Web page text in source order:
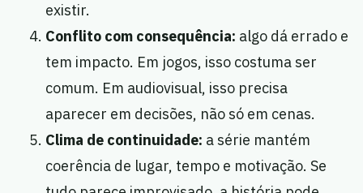
existir.
Conflito com consequência: algo dá errado e
tem impacto. Em jogos, isso costuma ser
comum. Em audiovisual, isso precisa
aparecer em decisões, não só em cenas.
Clima de continuidade: a série mantém
coerência de lugar, tempo e motivação. Se